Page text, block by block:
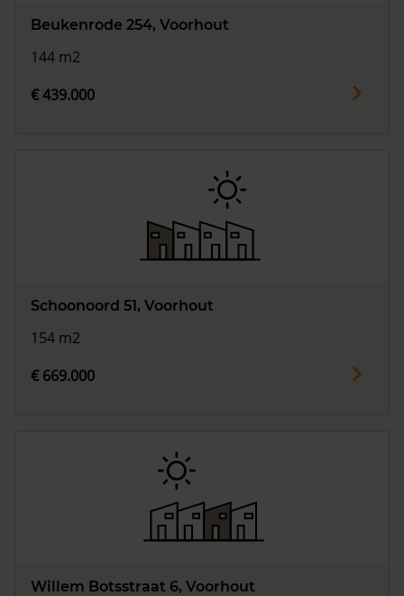
Beukenrode 254, Voorhout
144 m2
€ 439.000
Schoonoord 51, Voorhout
154 m2
€ 669.000
Willem Botsstraat 6, Voorhout